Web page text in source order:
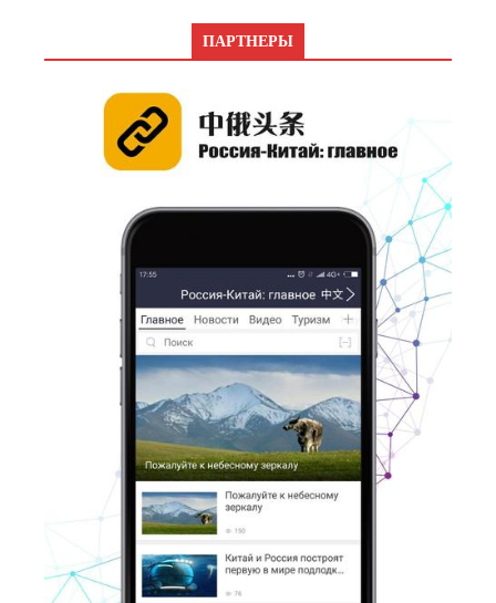
ПАРТНЕРЫ